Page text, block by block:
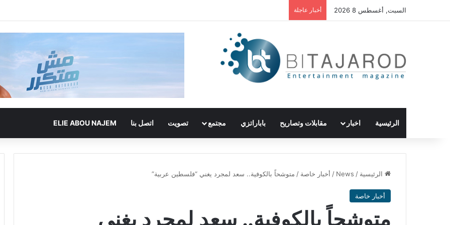
السبت, أغسطس 8 2026 أخبار عاجلة
الرئيسية اخبار مقابلات وتصاريح باباراتزي مجتمع تصويت اتصل بنا ELIE ABOU NAJEM
الرئيسية /
News
/ أخبار خاصة / متوشحاً بالكوفية.. سعد لمجرد يغني “فلسطين عربية”
أخبار خاصة
متوشحاً بالكوفية.. سعد لمجرد يغني